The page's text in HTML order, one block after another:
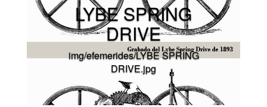
LYBE SPRING
DRIVE
img/efemerides/LYBE SPRING
DRIVE.jpg